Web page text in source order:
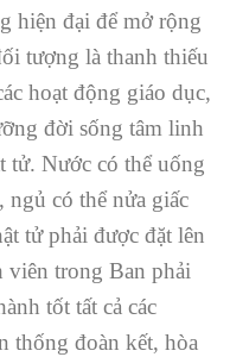
hiện đại để mở rộng
tượng là thanh thiếu
hoạt động giáo dục,
đời sống tâm linh
tử. Nước có thể uống
ngủ có thể nửa giấc
tử phải được đặt lên
viên trong Ban phải
tốt tất cả các
thống đoàn kết, hòa